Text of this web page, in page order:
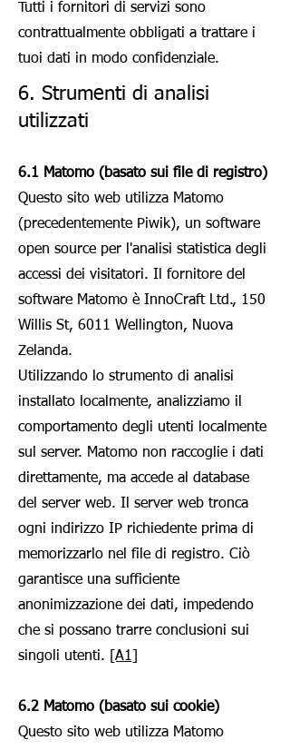
Tutti i fornitori di servizi sono
contrattualmente obbligati a trattare i
tuoi dati in modo confidenziale.
6. Strumenti di analisi
utilizzati
6.1 Matomo (basato sui file di registro)
Questo sito web utilizza Matomo
(precedentemente Piwik), un software
open source per l'analisi statistica degli
accessi dei visitatori. Il fornitore del
software Matomo è InnoCraft Ltd., 150
Willis St, 6011 Wellington, Nuova
Zelanda.
Utilizzando lo strumento di analisi
installato localmente, analizziamo il
comportamento degli utenti localmente
sul server. Matomo non raccoglie i dati
direttamente, ma accede al database
del server web. Il server web tronca
ogni indirizzo IP richiedente prima di
memorizzarlo nel file di registro. Ciò
garantisce una sufficiente
anonimizzazione dei dati, impedendo
che si possano trarre conclusioni sui
singoli utenti.
[A1]
6.2 Matomo (basato sui cookie)
Questo sito web utilizza Matomo